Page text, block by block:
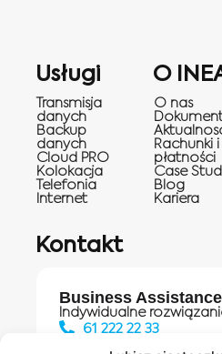
Usługi
Transmisja
danych
Backup
danych
Cloud PRO
Kolokacja
Telefonia
Internet
O
O nas
Rachunki i
płatności
Case
Blog
Kariera
Kontakt
Business
Indywidualne
61 222 22 33